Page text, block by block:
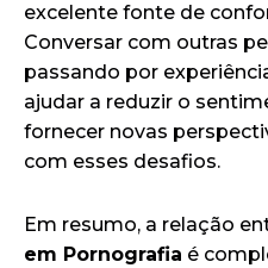
excelente fonte de
Conversar com outras
passando por
ajudar a reduzir o
fornecer novas
com esses desafios.
Em resumo, a relação
em Pornografia é